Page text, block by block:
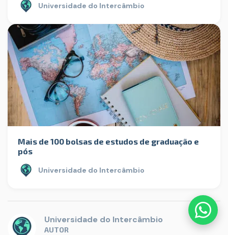
Universidade do Intercâmbio
Mais de 100 bolsas de estudos de graduação e
pós
Universidade do Intercâmbio
Universidade do Intercâmbio
AUTOR